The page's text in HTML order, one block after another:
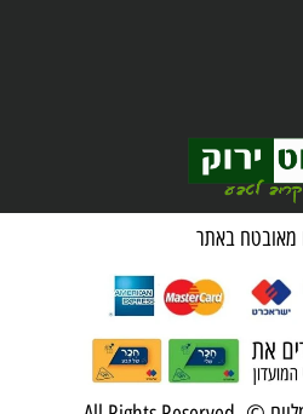
מאובטח באתר